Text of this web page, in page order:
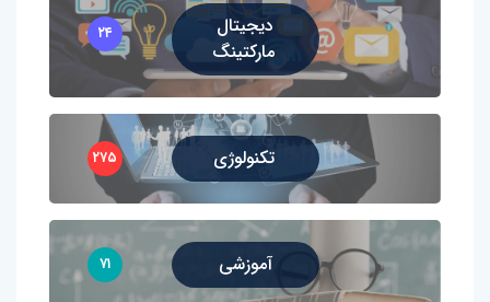
دیجیتال
مارکتینگ
۲۴
تکنولوژی ۲۷۵
آموزشی ۷۱